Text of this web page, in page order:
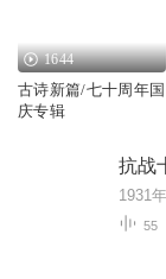
1644
古诗新篇/七十周年国
庆专辑
抗战
55